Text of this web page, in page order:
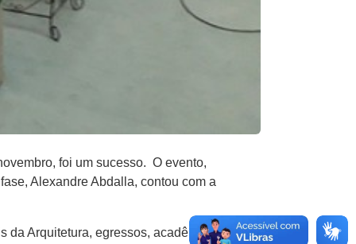
foi um sucesso. O evento​,
Alexandre Abdalla​, contou com a
da Arquitetura, egressos, acadêmicos